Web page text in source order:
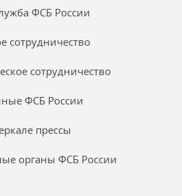
ФСБ России
сотрудничество
сотрудничество
ФСБ России
прессы
органы ФСБ России